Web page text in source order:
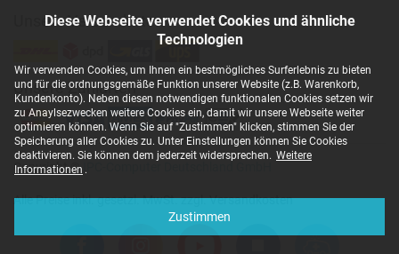
Diese Webseite verwendet Cookies und ähnliche
Technologien
Wir verwenden Cookies, um Ihnen ein bestmögliches Surferlebnis zu bieten
und für die ordnungsgemäße Funktion unserer Website (z.B. Warenkorb,
Kundenkonto). Neben diesen notwendigen funktionalen Cookies setzen wir
zu Anaylsezwecken weitere Cookies ein, damit wir unsere Webseite weiter
optimieren können. Wenn Sie auf "Zustimmen" klicken, stimmen Sie der
Speicherung aller Cookies zu. Unter Einstellungen können Sie Cookies
deaktivieren. Sie können dem jederzeit widersprechen. Weitere
Informationen .
Zustimmen
Unsere Versandarten
Unsere Zahlarten
Copyright ©
Alle Preise inkl. gesetzl. MwSt. zzgl. Versandkosten